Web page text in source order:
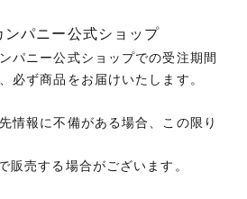
パニー公式ショップ
パニー公式ショップでの受注期間
必ず商品をお届けいたします。
情報に不備がある場合、この限り
販売する場合がございます。